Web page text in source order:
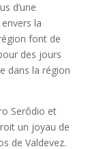
d’une
la
font de
des jours
dans la région
Serôdio et
un joyau de
de Valdevez.